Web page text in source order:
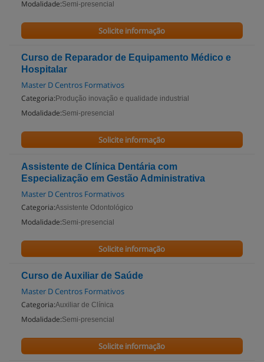
Modalidade:Semi-presencial
Solicite informação
Curso de Reparador de Equipamento Médico e
Hospitalar
Master D Centros Formativos
Categoria: Produção inovação e qualidade industrial
Modalidade:Semi-presencial
Solicite informação
Assistente de Clínica Dentária com
Especialização em Gestão Administrativa
Master D Centros Formativos
Categoria:Assistente Odontológico
Modalidade:Semi-presencial
Solicite informação
Curso de Auxiliar de Saúde
Master D Centros Formativos
Categoria:Auxiliar de Clínica
Modalidade:Semi-presencial
Solicite informação